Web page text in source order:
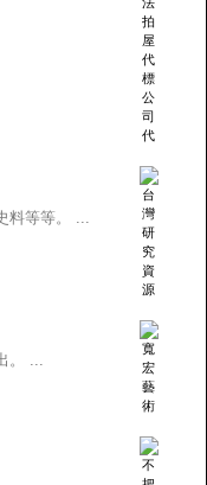
料等等。 ...
。 ...